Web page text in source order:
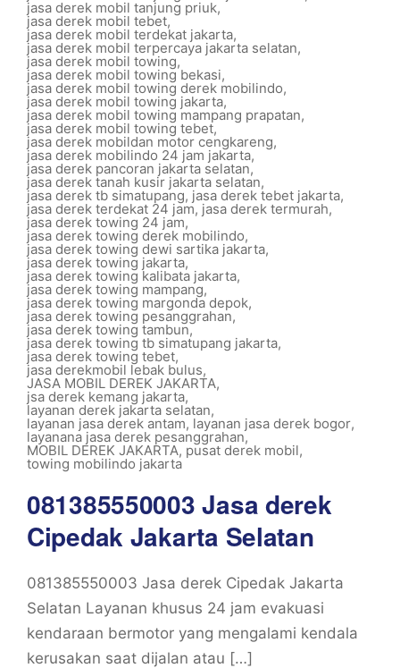
jasa derek mobil tanjung priuk,
jasa derek mobil tebet,
jasa derek mobil terdekat jakarta,
jasa derek mobil terpercaya jakarta selatan,
jasa derek mobil towing,
jasa derek mobil towing bekasi,
jasa derek mobil towing derek mobilindo,
jasa derek mobil towing jakarta,
jasa derek mobil towing mampang prapatan,
jasa derek mobil towing tebet,
jasa derek mobildan motor cengkareng,
jasa derek mobilindo 24 jam jakarta,
jasa derek pancoran jakarta selatan,
jasa derek tanah kusir jakarta selatan,
jasa derek tb simatupang, jasa derek tebet jakarta,
jasa derek terdekat 24 jam, jasa derek termurah,
jasa derek towing 24 jam,
jasa derek towing derek mobilindo,
jasa derek towing dewi sartika jakarta,
jasa derek towing jakarta,
jasa derek towing kalibata jakarta,
jasa derek towing mampang,
jasa derek towing margonda depok,
jasa derek towing pesanggrahan,
jasa derek towing tambun,
jasa derek towing tb simatupang jakarta,
jasa derek towing tebet,
jasa derekmobil lebak bulus,
JASA MOBIL DEREK JAKARTA,
jsa derek kemang jakarta,
layanan derek jakarta selatan,
layanan jasa derek antam, layanan jasa derek bogor,
layanana jasa derek pesanggrahan,
MOBIL DEREK JAKARTA, pusat derek mobil,
towing mobilindo jakarta
081385550003 Jasa derek
Cipedak Jakarta Selatan
081385550003 Jasa derek Cipedak Jakarta
Selatan Layanan khusus 24 jam evakuasi
kendaraan bermotor yang mengalami kendala
kerusakan saat dijalan atau […]